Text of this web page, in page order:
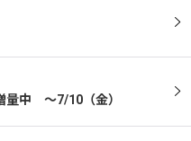
量中 ～7/10（金）